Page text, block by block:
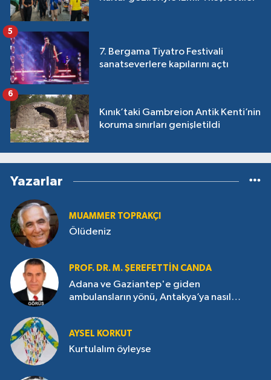
7. Bergama Tiyatro Festivali
sanatseverlere kapılarını açtı
5
Kınık’taki Gambreion Antik Kenti’nin
koruma sınırları genişletildi
6
Yazarlar
MUAMMER TOPRAKÇI
Ölüdeniz
PROF. DR. M. ŞEREFETTIN CANDA
Adana ve Gaziantep'e giden
ambulansların yönü, Antakya’ya nasıl
AYSEL KORKUT
Kurtulalım öyleyse